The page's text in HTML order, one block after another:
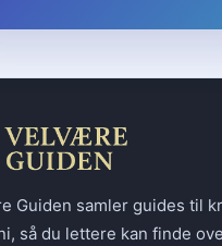
Guiden samler guides til
så du lettere kan finde